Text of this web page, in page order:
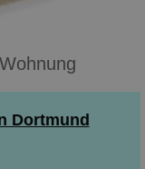
Dortmund